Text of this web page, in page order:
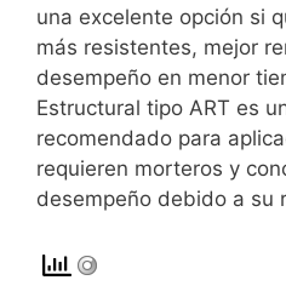
una excelente opción si
más resistentes, mejor
desempeño en menor
Estructural tipo ART es
recomendado para
requieren morteros y
desempeño debido a su